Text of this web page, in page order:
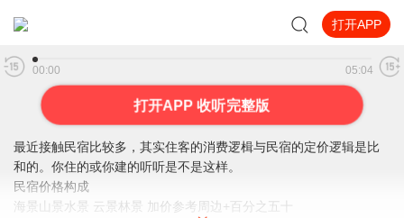
打开APP
民宿的消费逻楫
00:00 05:04
打开APP 收听完整版
最近接触民宿比较多，其实住客的消费逻楫与民宿的定价逻辑是比
和的。你住的或你建的听听是不是这样。
民宿价格构成
海景山景水景 云景林景 加价参考周边+百分之五十